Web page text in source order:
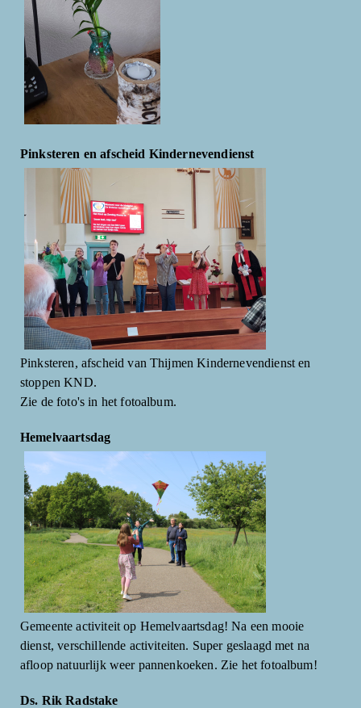
Pinksteren en afscheid Kindernevendienst
Pinksteren, afscheid van Thijmen Kindernevendienst en
stoppen KND.
Zie de foto's in het fotoalbum.
Hemelvaartsdag
Gemeente activiteit op Hemelvaartsdag! Na een mooie
dienst, verschillende activiteiten. Super geslaagd met na
afloop natuurlijk weer pannenkoeken. Zie het fotoalbum!
Ds. Rik Radstake